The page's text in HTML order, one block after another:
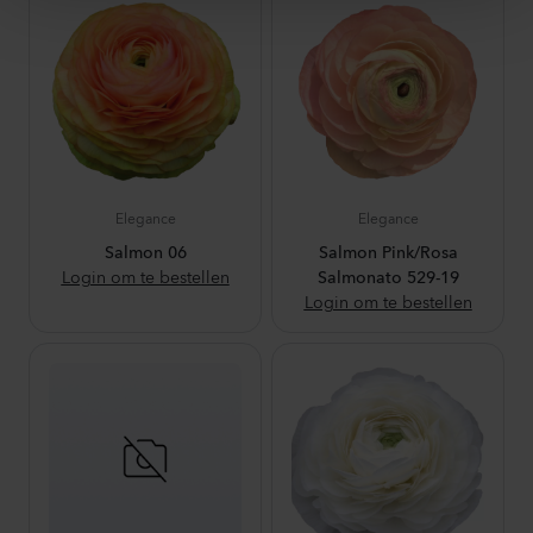
Elegance
Salmon 06
Login om te bestellen
Elegance
Salmon Pink/Rosa
Salmonato 529-19
Login om te bestellen